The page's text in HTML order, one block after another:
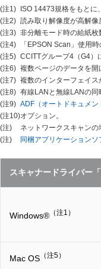
(注1)
ISO 14473規格をもとに
(注2) 読み取り解像度が高解像
(注3) 非分離モード時の給紙枚
(注4)
「EPSON Scan」使用
(注5) CCITTグループ4（G4）
(注6) 複数ページのデータを
(注7) 複数のインターフェイス
(注8) 有線LANと無線LANの同
(注9) ADF（オートドキュメ
(注10)オプション。
(注)
ネットワークスキャン
(注)
同梱アプリケーションソ
スキャナードライバー
Windows® （注1）
Mac OS （注5）